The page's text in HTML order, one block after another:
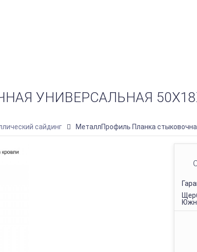
УНИВЕРСАЛЬНАЯ
сайдинг МеталлПрофиль Планка